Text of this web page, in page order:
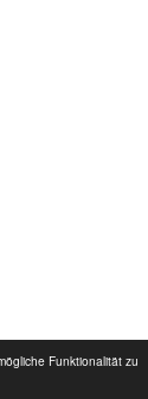
Funktionalität zu